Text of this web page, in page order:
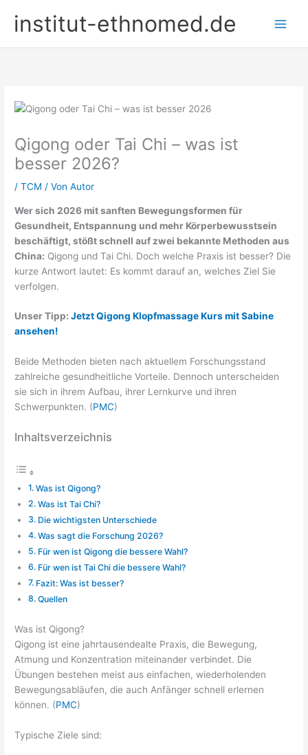
Inhaltinstitut-ethnomed.de
Qigong oder Tai Chi – was ist
besser 2026?
/TCM / VonAutor
Wer sich 2026 mit sanften Bewegungsformen für
Gesundheit, Entspannung und mehr Körperbewusstsein
beschäftigt, stößt schnell auf zwei bekannte Methoden aus
China: Qigong und Tai Chi. Doch welche Praxis ist besser? Die
kurze Antwort lautet: Es kommt darauf an, welches Ziel Sie
verfolgen.
Unser Tipp:Jetzt Qigong Klopfmassage Kurs mit Sabine
ansehen!
Beide Methoden bieten nach aktuellem Forschungsstand
zahlreiche gesundheitliche Vorteile. Dennoch unterscheiden
sie sich in ihrem Aufbau, ihrer Lernkurve und ihren
Schwerpunkten. (PMC)
Inhaltsverzeichnis
Was ist Qigong?
Was ist Tai Chi?
Die wichtigsten Unterschiede
Was sagt die Forschung 2026?
Für wen ist Qigong die bessere Wahl?
Für wen ist Tai Chi die bessere Wahl?
Fazit: Was ist besser?
Quellen
Was ist Qigong?
Qigong ist eine jahrtausendealte Praxis, die Bewegung,
Atmung und Konzentration miteinander verbindet. Die
Übungen bestehen meist aus einfachen, wiederholenden
Bewegungsabläufen, die auch Anfänger schnell erlernen
können. (PMC)
Typische Ziele sind: